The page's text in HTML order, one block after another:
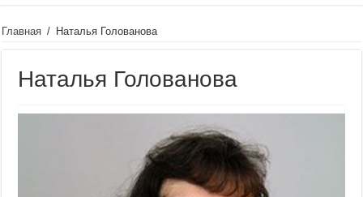
Главная / Наталья Голованова
Наталья Голованова